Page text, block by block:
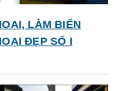
LÀM BIỂN
ĐẸP SỐ I